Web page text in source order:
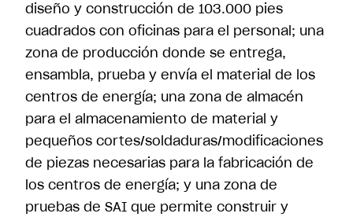
diseño y construcción de 103.000 pies
cuadrados con oficinas para el personal; una
zona de producción donde se entrega,
ensambla, prueba y envía el material de los
centros de energía; una zona de almacén
para el almacenamiento de material y
pequeños cortes/soldaduras/modificaciones
de piezas necesarias para la fabricación de
los centros de energía; y una zona de
pruebas de SAI que permite construir y